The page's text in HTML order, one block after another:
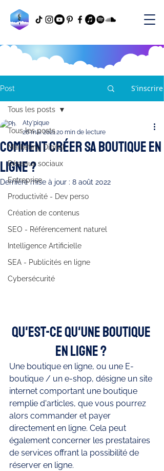
Post S'inscrire
Tous les posts
Marketing Digital
Réseaux sociaux
Entreprise
Productivité - Dev perso
Création de contenus
SEO - Référencement naturel
Intelligence Artificielle
SEA - Publicités en ligne
Cybersécurité
Tous les posts
Comment créer sa boutique en
ligne ?
Aty'pique
26 mai 202120 min de lecture
Dernière mise à jour : 8 août 2022
Qu'est-ce qu'une boutique
en ligne ?
Une boutique en ligne, ou une E-
boutique / un e-shop, désigne un site
internet comportant une boutique
remplie d'articles, que vous pourrez
alors commander et payer
directement en ligne. Cela peut
également concerner les prestataires
de services offrant la possibilité de
réserver en ligne.